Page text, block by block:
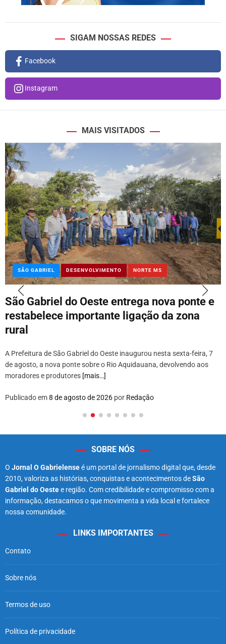
SIGAM NOSSAS REDES
Facebook
Instagram
MAIS VISITADOS
SÃO GABRIEL DESENVOLVIMENTO NORTE MS
São Gabriel do Oeste entrega nova ponte e
restabelece importante ligação da zona
rural
A Prefeitura de São Gabriel do Oeste inaugurou nesta sexta-feira, 7
de agosto, a nova ponte sobre o Rio Aquidauana, devolvendo aos
moradores e produtores [mais…]
Publicado em8 de agosto de 2026 por Redação
SOBRE NÓS
O Jornal O Gabrielenseé um portal de jornalismo digital que, desde
2010, valoriza as histórias, conquistas e acontecimentos deSão
Gabriel do Oestee região. Com credibilidade e compromisso com a
informação, destacamos o que movimenta a vida local e fortalece
nossa comunidade.
LINKS IMPORTANTES
Contato
Sobre nós
Termos de uso
Política de privacidade